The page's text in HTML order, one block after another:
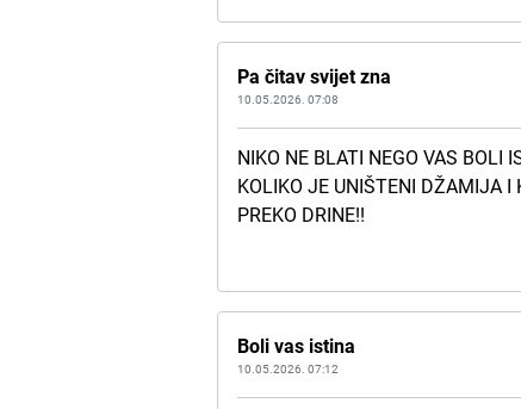
Pa čitav svijet zna
10.05.2026. 07:08
NIKO NE BLATI NEGO VAS BOLI
KOLIKO JE UNIŠTENI DŽAMIJA I
PREKO DRINE!!
Boli vas istina
10.05.2026. 07:12